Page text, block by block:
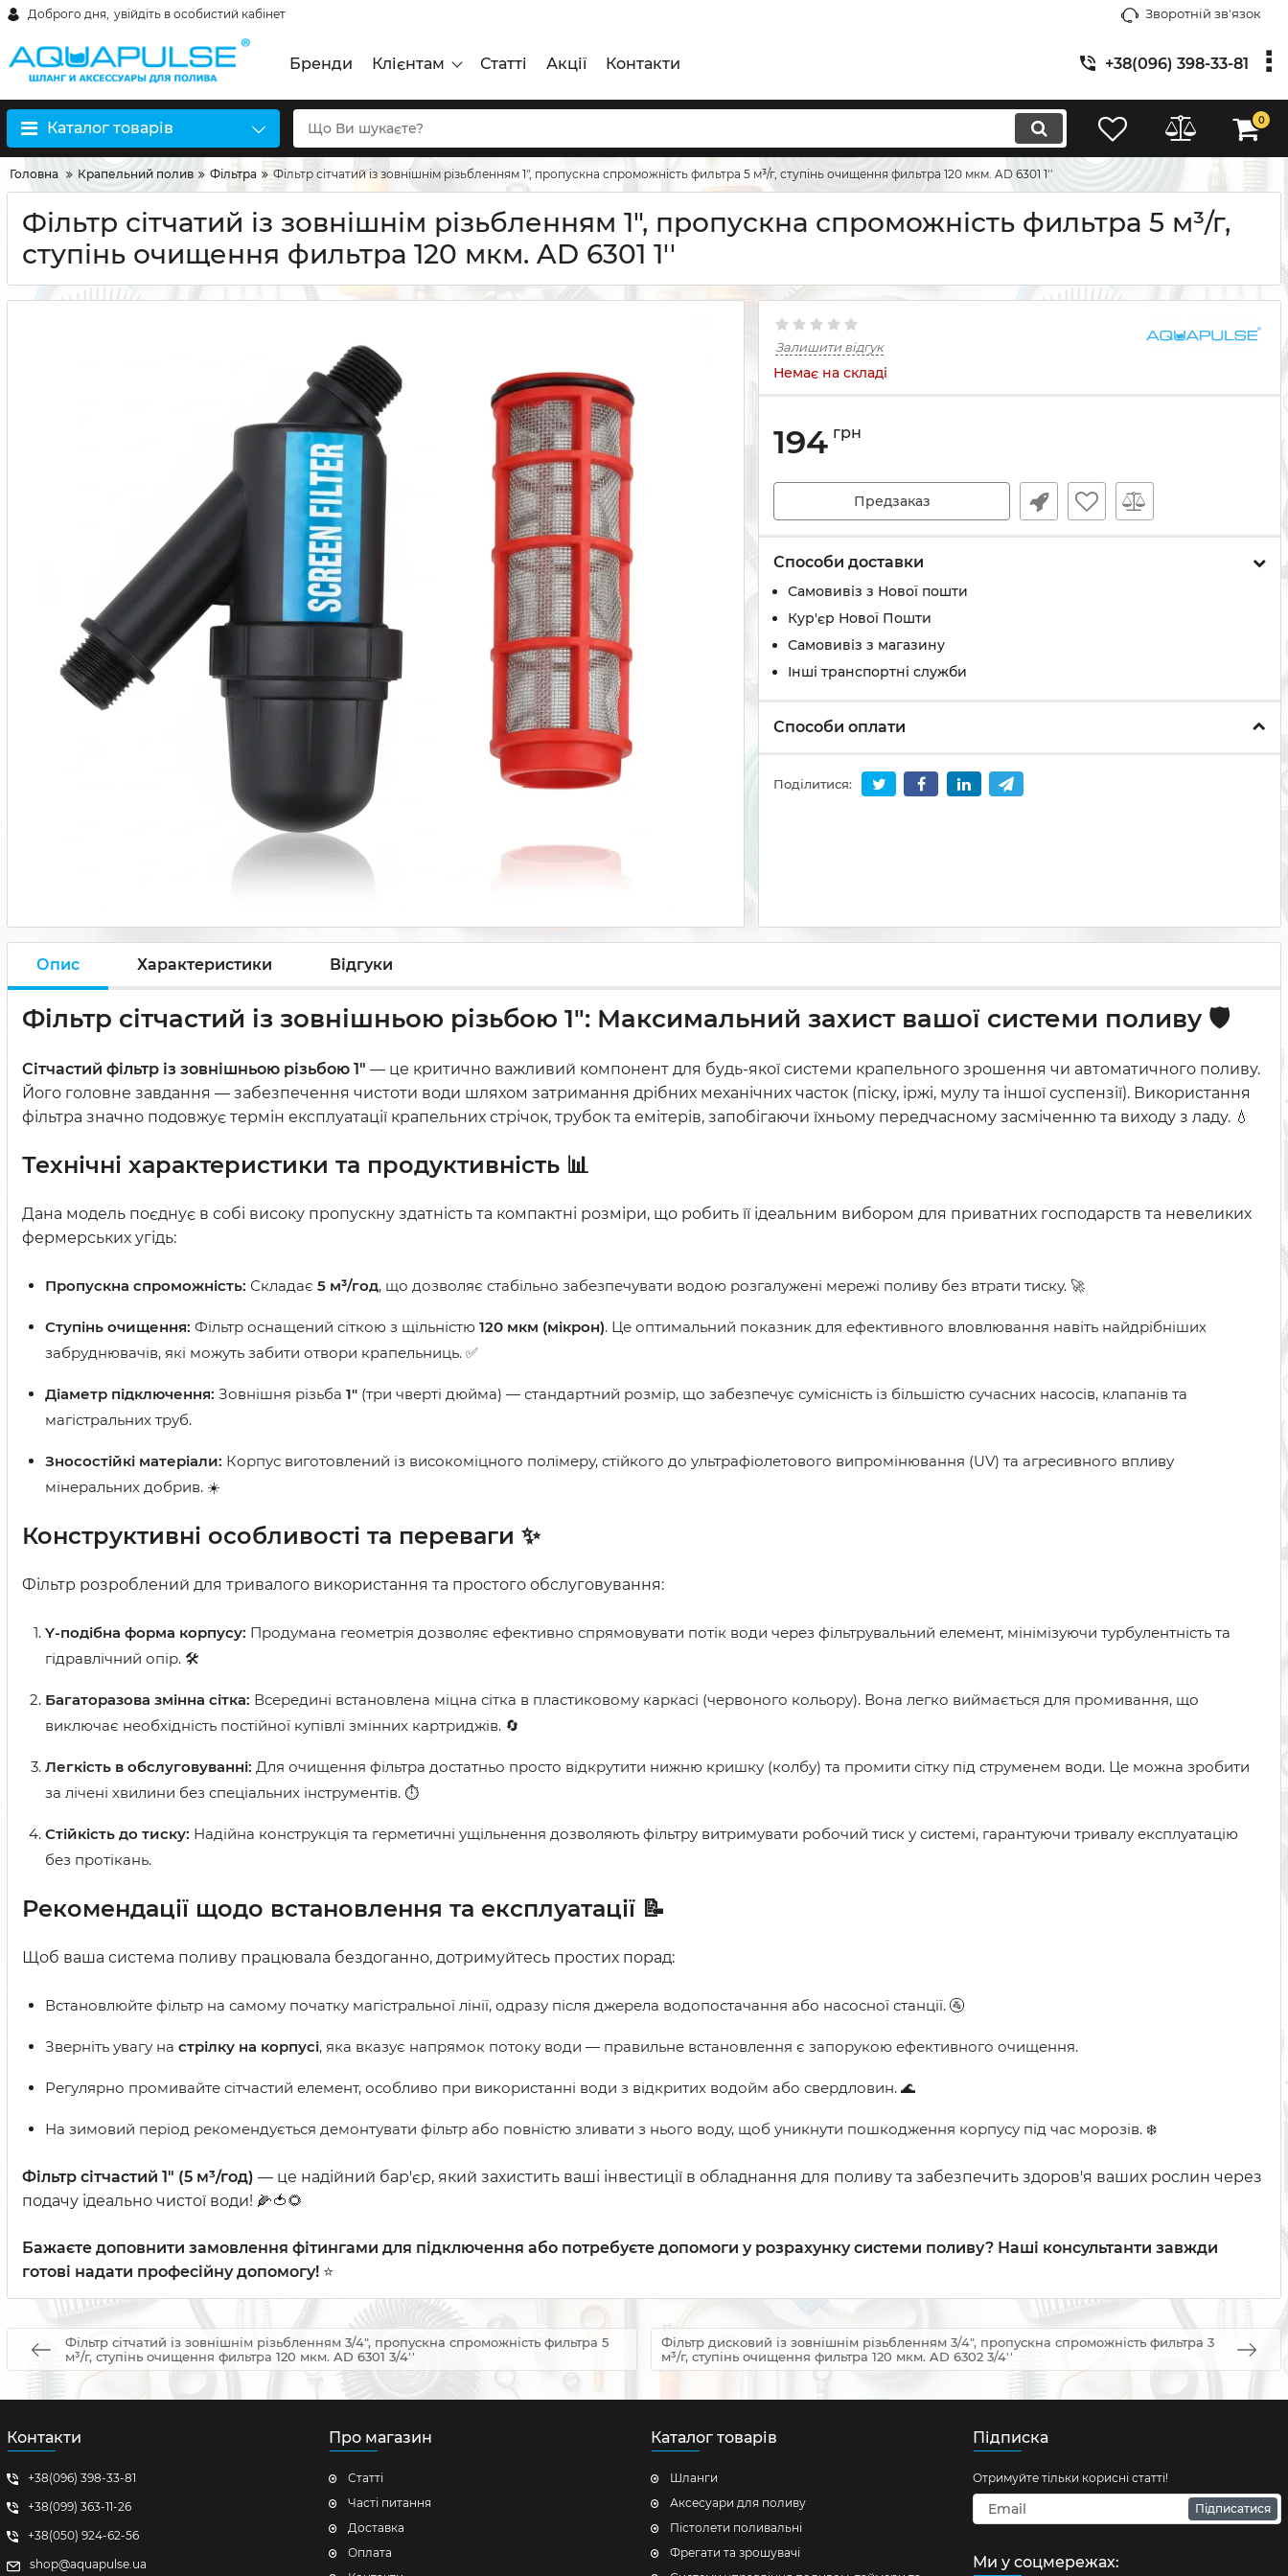
Доброго дня, увійдіть в особистий кабінет Зворотній зв'язок
Бренди Клієнтам Статті Акції Контакти +38(096) 398-33-81
Каталог товарів 0
Головна Крапельний полив Фільтра Фільтр сітчатий із зовнішнім різьбленням 1", пропускна спроможність фильтра 5 м³/г, ступінь очищення фильтра 120 мкм. AD 6301 1''
Фільтр сітчатий із зовнішнім різьбленням 1", пропускна спроможність фильтра 5 м³/г,
ступінь очищення фильтра 120 мкм. AD 6301 1''
Залишити відгук
Немає на складі
194 грн
Предзаказ
Способи доставки
Самовивіз з Нової пошти
Кур'єр Нової Пошти
Самовивіз з магазину
Інші транспортні служби
Способи оплати
Поділитися:
Опис Характеристики Відгуки
Фільтр сітчастий із зовнішньою різьбою 1": Максимальний захист вашої системи поливу 🛡️
Сітчастий фільтр із зовнішньою різьбою 1" — це критично важливий компонент для будь-якої системи крапельного зрошення чи автоматичного поливу.
Його головне завдання — забезпечення чистоти води шляхом затримання дрібних механічних часток (піску, іржі, мулу та іншої суспензії). Використання
фільтра значно подовжує термін експлуатації крапельних стрічок, трубок та емітерів, запобігаючи їхньому передчасному засміченню та виходу з ладу. 💧
Технічні характеристики та продуктивність 📊
Дана модель поєднує в собі високу пропускну здатність та компактні розміри, що робить її ідеальним вибором для приватних господарств та невеликих
фермерських угідь:
Пропускна спроможність: Складає 5 м³/год, що дозволяє стабільно забезпечувати водою розгалужені мережі поливу без втрати тиску. 🚀
Ступінь очищення: Фільтр оснащений сіткою з щільністю 120 мкм (мікрон). Це оптимальний показник для ефективного вловлювання навіть найдрібніших
забруднювачів, які можуть забити отвори крапельниць. ✅
Діаметр підключення: Зовнішня різьба 1" (три чверті дюйма) — стандартний розмір, що забезпечує сумісність із більшістю сучасних насосів, клапанів та
магістральних труб.
Зносостійкі матеріали: Корпус виготовлений із високоміцного полімеру, стійкого до ультрафіолетового випромінювання (UV) та агресивного впливу
мінеральних добрив. ☀️
Конструктивні особливості та переваги ✨
Фільтр розроблений для тривалого використання та простого обслуговування:
Y-подібна форма корпусу: Продумана геометрія дозволяє ефективно спрямовувати потік води через фільтрувальний елемент, мінімізуючи турбулентність та
гідравлічний опір. 🛠️
Багаторазова змінна сітка: Всередині встановлена міцна сітка в пластиковому каркасі (червоного кольору). Вона легко виймається для промивання, що
виключає необхідність постійної купівлі змінних картриджів. 🔄
Легкість в обслуговуванні: Для очищення фільтра достатньо просто відкрутити нижню кришку (колбу) та промити сітку під струменем води. Це можна зробити
за лічені хвилини без спеціальних інструментів. ⏱️
Стійкість до тиску: Надійна конструкція та герметичні ущільнення дозволяють фільтру витримувати робочий тиск у системі, гарантуючи тривалу експлуатацію
без протікань.
Рекомендації щодо встановлення та експлуатації 📝
Щоб ваша система поливу працювала бездоганно, дотримуйтесь простих порад:
Встановлюйте фільтр на самому початку магістральної лінії, одразу після джерела водопостачання або насосної станції. 🚰
Зверніть увагу на стрілку на корпусі, яка вказує напрямок потоку води — правильне встановлення є запорукою ефективного очищення.
Регулярно промивайте сітчастий елемент, особливо при використанні води з відкритих водойм або свердловин. 🌊
На зимовий період рекомендується демонтувати фільтр або повністю зливати з нього воду, щоб уникнути пошкодження корпусу під час морозів. ❄️
Фільтр сітчастий 1" (5 м³/год) — це надійний бар'єр, який захистить ваші інвестиції в обладнання для поливу та забезпечить здоров'я ваших рослин через
подачу ідеально чистої води! 🌽🍅🌻
Бажаєте доповнити замовлення фітингами для підключення або потребуєте допомоги у розрахунку системи поливу? Наші консультанти завжди
готові надати професійну допомогу! ⭐
Фільтр сітчатий із зовнішнім різьбленням 3/4", пропускна спроможність фильтра 5
м³/г, ступінь очищення фильтра 120 мкм. AD 6301 3/4''
Фільтр дисковий із зовнішнім різьбленням 3/4", пропускна спроможність фильтра 3
м³/г, ступінь очищення фильтра 120 мкм. AD 6302 3/4''
Контакти
+38(096) 398-33-81
+38(099) 363-11-26
+38(050) 924-62-56
shop@aquapulse.ua
Про магазин
Статті
Часті питання
Доставка
Оплата
Каталог товарів
Шланги
Аксесуари для поливу
Пістолети поливальні
Фрегати та зрошувачі
Підписка
Отримуйте тільки корисні статті!
Підписатися
Ми у соцмережах: